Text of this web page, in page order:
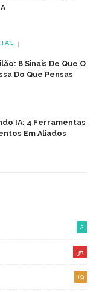
8 Sinais De Que O
Do Que Pensas
IA: 4 Ferramentas
Em Aliados
2
38
19